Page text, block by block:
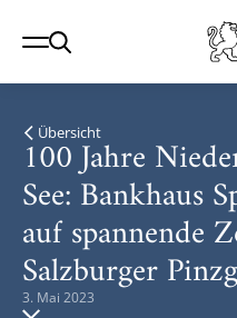
Übersicht
100 Jahre
See: Bankhaus
auf spannende
Salzburger
3. Mai 2023